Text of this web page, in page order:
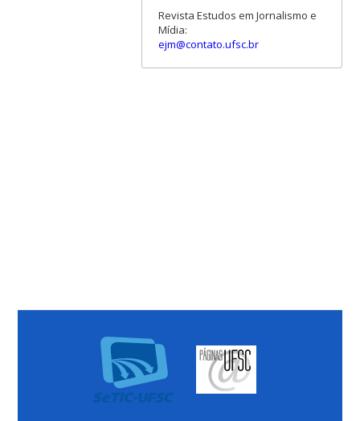
Revista Estudos em Jornalismo e
Mídia:
ejm@contato.ufsc.br